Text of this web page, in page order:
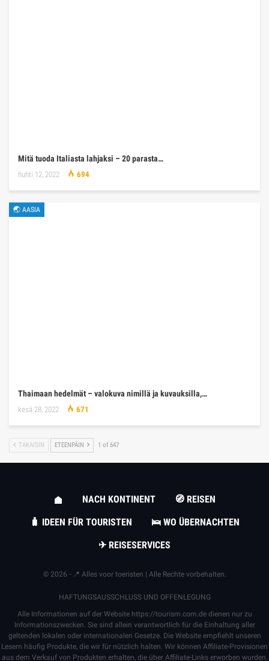
Mitä tuoda Italiasta lahjaksi – 20 parasta…
huhti 12, 2022 694
🌏 AASIA
Thaimaan hedelmät – valokuva nimillä ja kuvauksilla,…
kesä 28, 2022 671
TAKAISIN ETEENPÄIN 1 of 647
NACH KONTINENT
🧭 REISEN
🧳 IDEEN FÜR TOURISTEN
🛌 WO ÜBERNACHTEN
✈ REISESERVICES
© 2026 - 📍 Alles voor toeristen | Alle Rechte vorbehalten.
HAFTUNGSAUSSCHLUSS UND OFFENLEGUNG
Alle Informationen auf der Website https://tourism.com.dedienen nur zu
Informationszwecken. Sie sind allein verantwortlich für die Einhaltung aller
geltenden lokalen oder internationalen Gesetze. Die Website empfiehlt unseren
Lesern häufig Produkte, die wir für nützlich halten. Wir können Affiliate-Provisionen
aus dem Verkauf von Produkten erhalten, die über Affiliate-Links erworben wurden.